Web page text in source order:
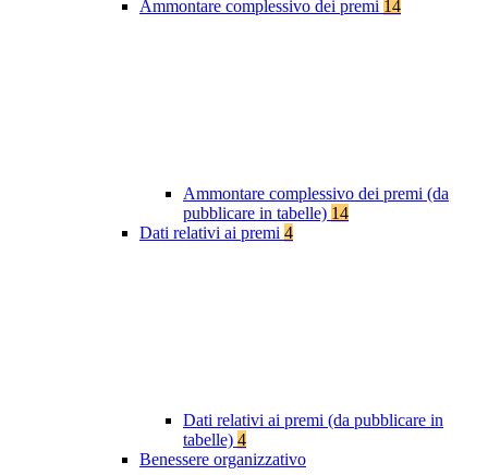
Ammontare complessivo dei premi 14
Ammontare complessivo dei premi (da
pubblicare in tabelle) 14
Dati relativi ai premi 4
Dati relativi ai premi (da pubblicare in
tabelle) 4
Benessere organizzativo